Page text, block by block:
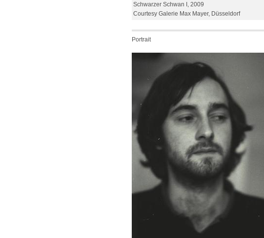
Schwarzer Schwan I, 2009
Courtesy Galerie Max Mayer, Düsseldorf
Portrait